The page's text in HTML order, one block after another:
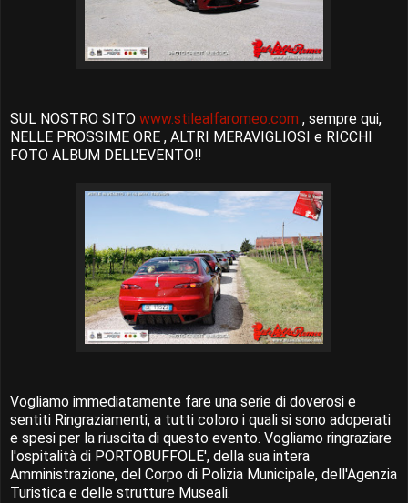
SUL NOSTRO SITO www.stilealfaromeo.com , sempre qui,
NELLE PROSSIME ORE , ALTRI MERAVIGLIOSI e RICCHI
FOTO ALBUM DELL'EVENTO!!
Vogliamo immediatamente fare una serie di doverosi e
sentiti Ringraziamenti, a tutti coloro i quali si sono adoperati
e spesi per la riuscita di questo evento. Vogliamo ringraziare
l'ospitalità di PORTOBUFFOLE', della sua intera
Amministrazione, del Corpo di Polizia Municipale, dell'Agenzia
Turistica e delle strutture Museali.